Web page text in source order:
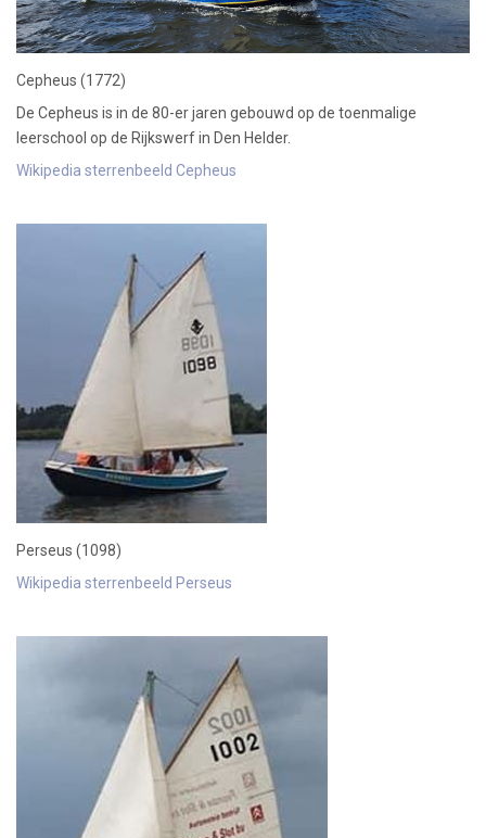
Cepheus (1772)
De Cepheus is in de 80-er jaren gebouwd op de toenmalige
leerschool op de Rijkswerf in Den Helder.
Wikipedia sterrenbeeld Cepheus
Perseus (1098)
Wikipedia sterrenbeeld Perseus